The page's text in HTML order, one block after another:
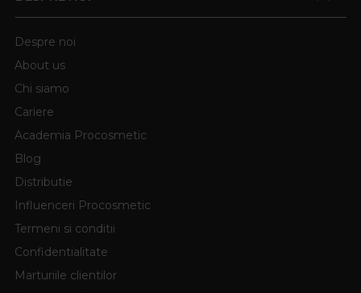
Despre noi
About us
Chi siamo
Cariere
Academia Procosmetic
Blog
Distributie
Influenceri Procosmetic
Termeni si conditii
Confidentialitate
Marturiile clientilor